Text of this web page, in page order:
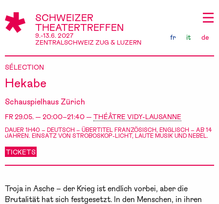
SCHWEIZER
THEATERTREFFEN
9.-13.6. 2027
ZENTRALSCHWEIZ ZUG & LUZERN
fr it de
SÉLECTION
Hekabe
Schauspielhaus Zürich
FR 29.05. — 20:00–21:40 — THÉÂTRE VIDY-LAUSANNE
DAUER 1H40 – DEUTSCH – ÜBERTITEL FRANZÖSISCH, ENGLISCH – AB 14
JAHREN. EINSATZ VON STROBOSKOP-LICHT, LAUTE MUSIK UND NEBEL.
TICKETS
Troja in Asche – der Krieg ist endlich vorbei, aber die
Brutalität hat sich festgesetzt. In den Menschen, in ihren